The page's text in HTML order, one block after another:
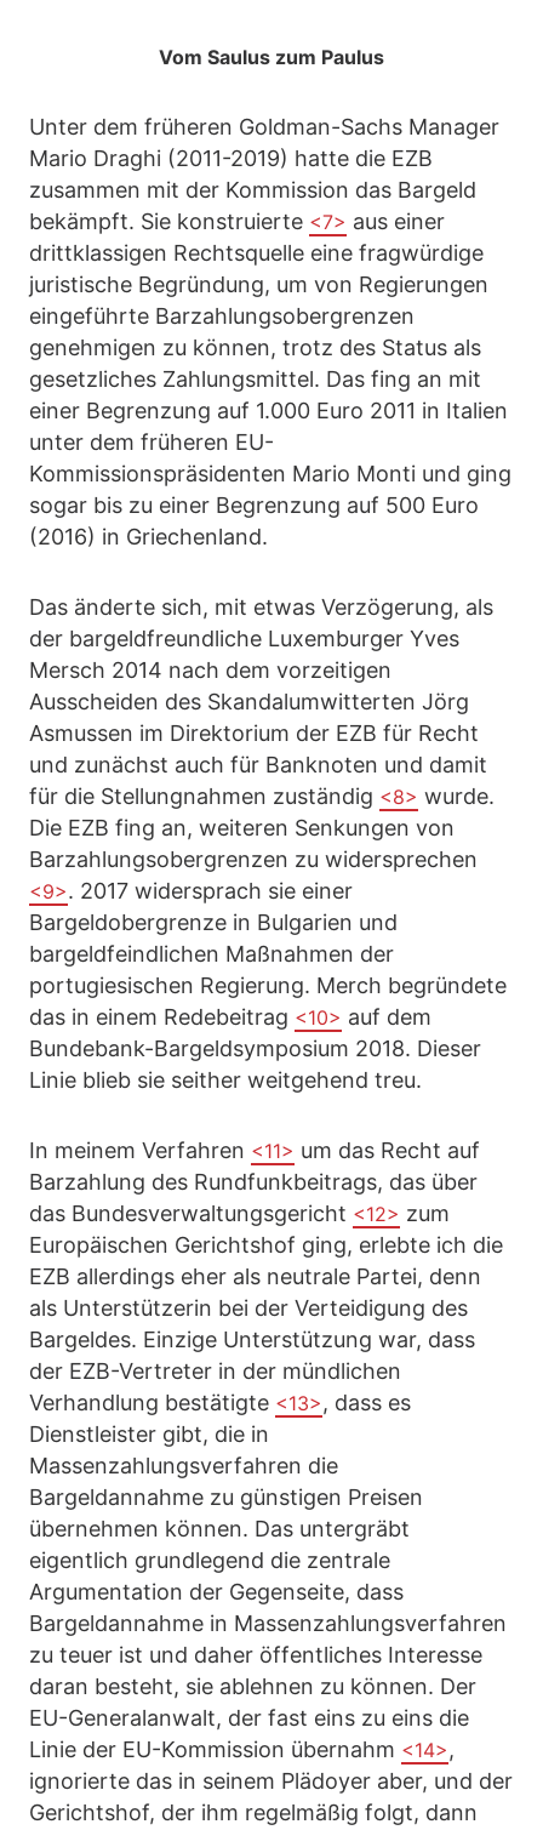
Vom Saulus zum Paulus
Unter dem früheren Goldman-Sachs Manager
Mario Draghi (2011-2019) hatte die EZB
zusammen mit der Kommission das Bargeld
bekämpft. Sie konstruierte <7> aus einer
drittklassigen Rechtsquelle eine fragwürdige
juristische Begründung, um von Regierungen
eingeführte Barzahlungsobergrenzen
genehmigen zu können, trotz des Status als
gesetzliches Zahlungsmittel. Das fing an mit
einer Begrenzung auf 1.000 Euro 2011 in Italien
unter dem früheren EU-
Kommissionspräsidenten Mario Monti und ging
sogar bis zu einer Begrenzung auf 500 Euro
(2016) in Griechenland.
Das änderte sich, mit etwas Verzögerung, als
der bargeldfreundliche Luxemburger Yves
Mersch 2014 nach dem vorzeitigen
Ausscheiden des Skandalumwitterten Jörg
Asmussen im Direktorium der EZB für Recht
und zunächst auch für Banknoten und damit
für die Stellungnahmen zuständig <8> wurde.
Die EZB fing an, weiteren Senkungen von
Barzahlungsobergrenzen zu widersprechen
<9>. 2017 widersprach sie einer
Bargeldobergrenze in Bulgarien und
bargeldfeindlichen Maßnahmen der
portugiesischen Regierung. Merch begründete
das in einem Redebeitrag <10> auf dem
Bundebank-Bargeldsymposium 2018. Dieser
Linie blieb sie seither weitgehend treu.
In meinem Verfahren <11> um das Recht auf
Barzahlung des Rundfunkbeitrags, das über
das Bundesverwaltungsgericht <12> zum
Europäischen Gerichtshof ging, erlebte ich die
EZB allerdings eher als neutrale Partei, denn
als Unterstützerin bei der Verteidigung des
Bargeldes. Einzige Unterstützung war, dass
der EZB-Vertreter in der mündlichen
Verhandlung bestätigte <13> , dass es
Dienstleister gibt, die in
Massenzahlungsverfahren die
Bargeldannahme zu günstigen Preisen
übernehmen können. Das untergräbt
eigentlich grundlegend die zentrale
Argumentation der Gegenseite, dass
Bargeldannahme in Massenzahlungsverfahren
zu teuer ist und daher öffentliches Interesse
daran besteht, sie ablehnen zu können. Der
EU-Generalanwalt, der fast eins zu eins die
Linie der EU-Kommission übernahm <14> ,
ignorierte das in seinem Plädoyer aber, und der
Gerichtshof, der ihm regelmäßig folgt, dann